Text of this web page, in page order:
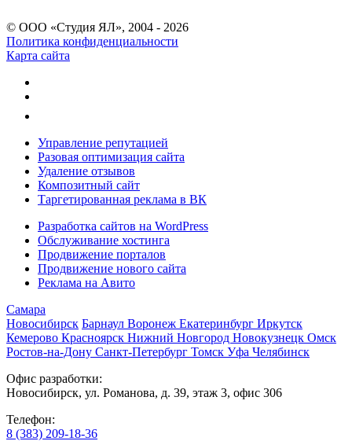
© ООО «Студия ЯЛ», 2004 - 2026
Политика конфиденциальности
Карта сайта
Управление репутацией
Разовая оптимизация сайта
Удаление отзывов
Композитный сайт
Таргетированная реклама в ВК
Разработка сайтов на WordPress
Обслуживание хостинга
Продвижение порталов
Продвижение нового сайта
Реклама на Авито
Самара
Новосибирск Барнаул Воронеж Екатеринбург Иркутск
Кемерово Красноярск Нижний Новгород Новокузнецк Омск
Ростов-на-Дону Санкт-Петербург Томск Уфа Челябинск
Офис разработки:
Новосибирск, ул. Романова, д. 39, этаж 3, офис 306
Телефон:
8 (383) 209-18-36